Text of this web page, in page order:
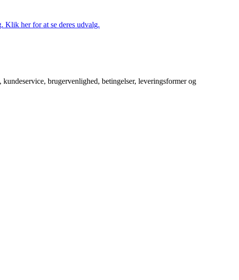
Klik her for at se deres udvalg.
brugervenlighed, betingelser, leveringsformer og